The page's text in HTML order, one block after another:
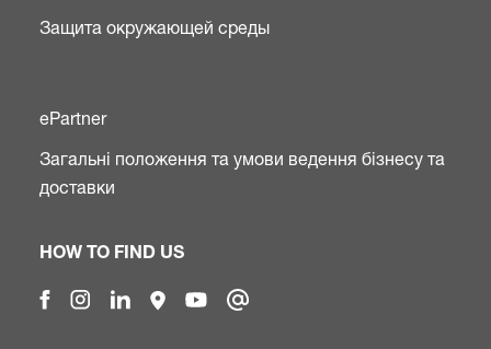
Защита окружающей среды
ePartner
Загальні положення та умови ведення бізнесу та
доставки
HOW TO FIND US